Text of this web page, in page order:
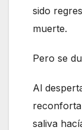
sido
muerte.
Pero se
Al
saliva